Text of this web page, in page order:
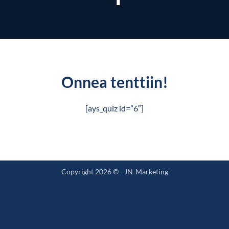
Onnea tenttiin!
[ays_quiz id=”6″]
Copyright 2026 © - JN-Marketing